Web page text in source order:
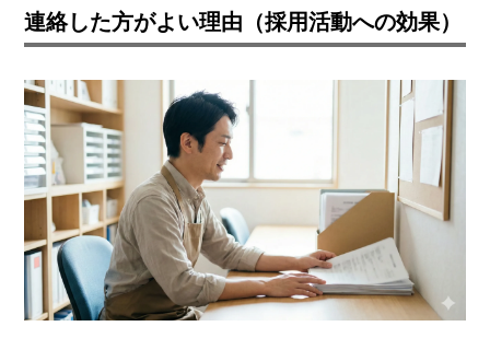
連絡した方がよい理由（採用活動への効果）